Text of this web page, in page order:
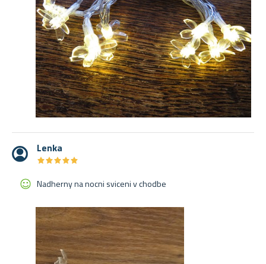
Lenka
★★★★★
★★★★★
Nadherny na nocni sviceni v chodbe